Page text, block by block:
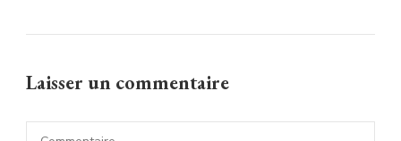
Laisser un commentaire